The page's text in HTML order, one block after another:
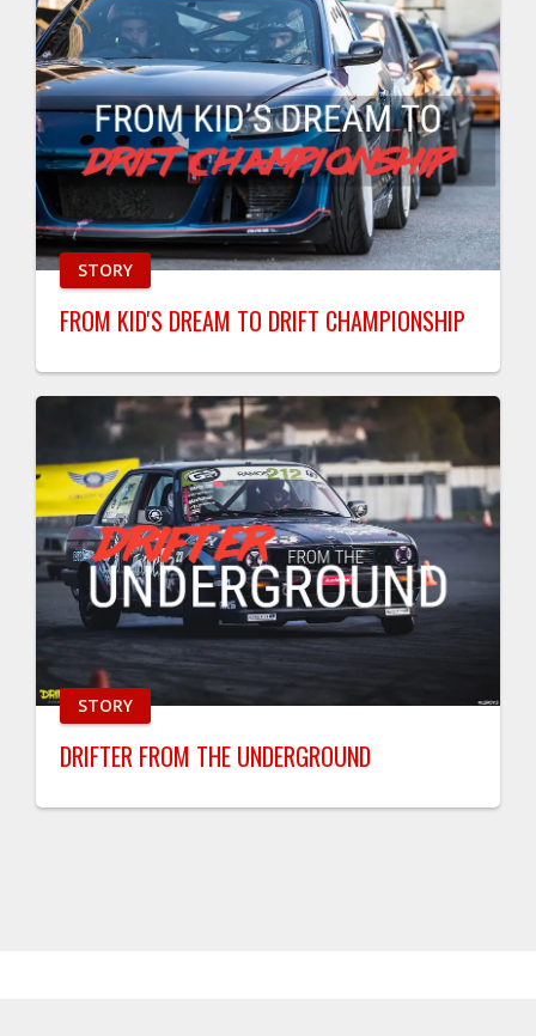
STORY
FROM KID'S DREAM TO DRIFT CHAMPIONSHIP
STORY
DRIFTER FROM THE UNDERGROUND